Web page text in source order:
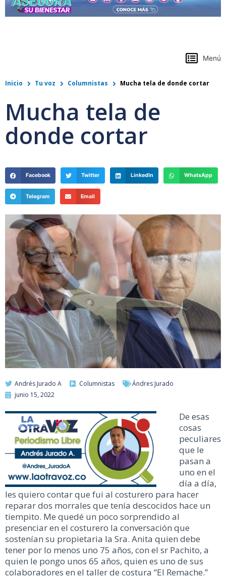
Menú
Inicio Tu voz Columnistas Mucha tela de donde cortar
Mucha tela de
donde cortar
Facebook Twitter LinkedIn WhatsApp
Telegram Email
Andrés Jurado A Columnistas
Ándres Jurado
junio 15, 2022
De esas
cosas
peculiares
que le
pasan a
uno en el
día a día,
les quiero contar que fui al costurero para hacer
reparar dos morrales que tenía descocidos hace un
tiempito. Me quedé un poco sorprendido al
presenciar en el costurero la conversación que
sostenían su propietaria la Sra. Anita quien debe
tener por lo menos uno 75 años, con el sr Pachito, a
quien le pongo unos 65 años, quien es uno de sus
colaboradores en el taller de costura “El Remache.”